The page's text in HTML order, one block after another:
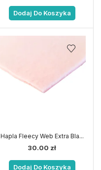
Dodaj Do Koszyka
Hapla Fleecy Web Extra Bla...
30.00 zł
Dodaj Do Koszyka